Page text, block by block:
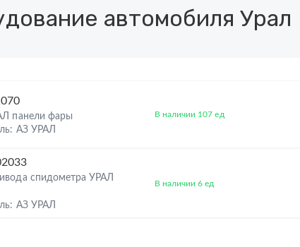
автомобиля Урал
панели фары
АЗ УРАЛ
В наличии 107 ед
спидометра УРАЛ
АЗ УРАЛ
В наличии 6 ед